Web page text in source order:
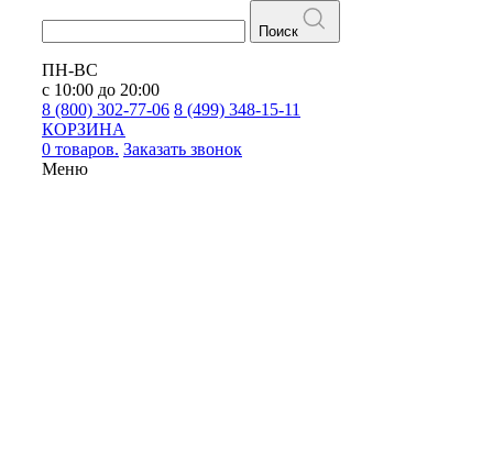
Поиск
ПН-ВС
с 10:00 до 20:00
8 (800) 302-77-06 8 (499) 348-15-11
КОРЗИНА
0 товаров. Заказать звонок
Меню